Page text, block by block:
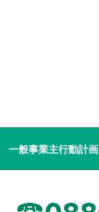
一般事業主行動計画